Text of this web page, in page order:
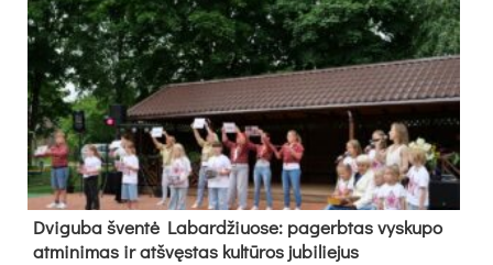
Dvi­gu­ba šven­tė La­bar­džiuo­se: pa­gerb­tas vys­ku­po
at­mi­ni­mas ir at­švęs­tas kul­tū­ros ju­bi­lie­jus